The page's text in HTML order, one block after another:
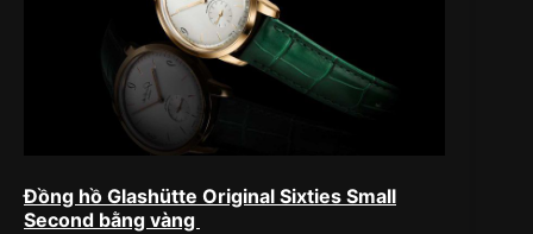
Đồng hồ Glashütte Original Sixties Small
Second bằng vàng